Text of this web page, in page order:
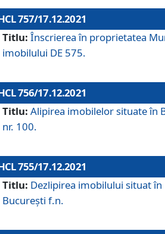
757/17.12.2021
Titlu: Înscrierea în proprietatea
imobilului DE 575.
756/17.12.2021
Titlu: Alipirea imobilelor situate în
nr. 100.
755/17.12.2021
Titlu: Dezlipirea imobilului situat în
București f.n.